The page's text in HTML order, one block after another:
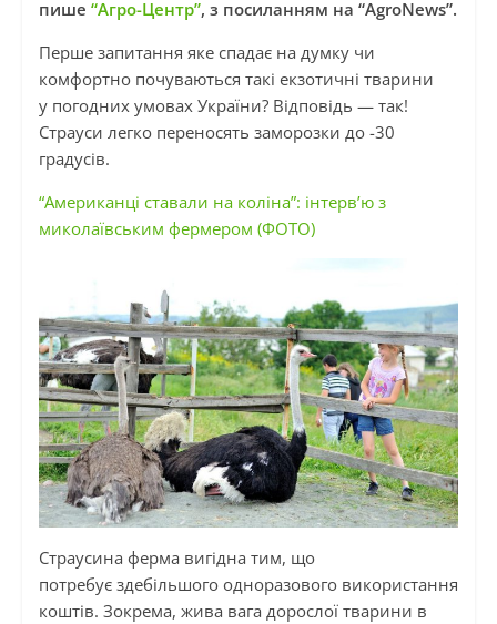
пише “Агро-Центр”, з посиланням на “AgroNews”.
Перше запитання яке спадає на думку чи
комфортно почуваються такі екзотичні тварини
у погодних умовах України? Відповідь — так!
Страуси легко переносять заморозки до -30
градусів.
“Американці ставали на коліна”: інтерв’ю з
миколаївським фермером (ФОТО)
Страусина ферма вигідна тим, що
потребує здебільшого одноразового використання
коштів. Зокрема, жива вага дорослої тварини в